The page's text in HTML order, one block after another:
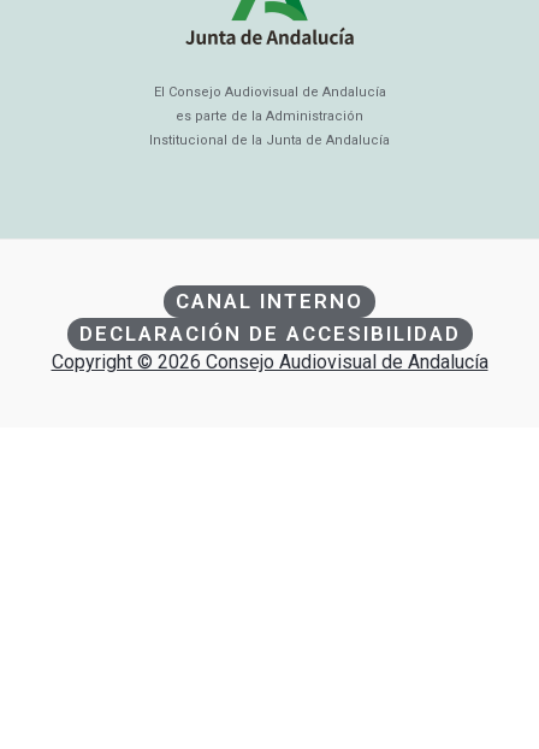
El Consejo Audiovisual de Andalucía
es parte de la Administración
Institucional de la Junta de Andalucía
CANAL INTERNO
DECLARACIÓN DE ACCESIBILIDAD
Copyright © 2026 Consejo Audiovisual de Andalucía